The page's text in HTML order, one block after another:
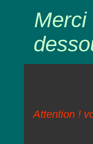
Merci
Attention !